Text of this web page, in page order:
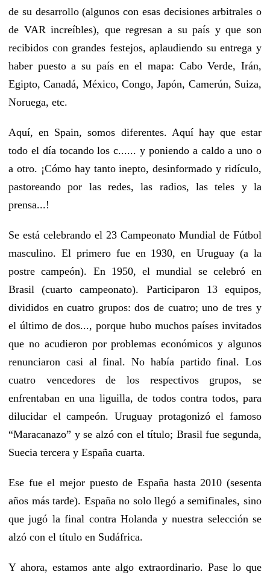
de su desarrollo (algunos con esas decisiones arbitrales o
de VAR increíbles), que regresan a su país y que son
recibidos con grandes festejos, aplaudiendo su entrega y
haber puesto a su país en el mapa: Cabo Verde, Irán,
Egipto, Canadá, México, Congo, Japón, Camerún, Suiza,
Noruega, etc.
Aquí, en Spain, somos diferentes. Aquí hay que estar
todo el día tocando los c...... y poniendo a caldo a uno o
a otro. ¡Cómo hay tanto inepto, desinformado y ridículo,
pastoreando por las redes, las radios, las teles y la
prensa...!
Se está celebrando el 23 Campeonato Mundial de Fútbol
masculino. El primero fue en 1930, en Uruguay (a la
postre campeón). En 1950, el mundial se celebró en
Brasil (cuarto campeonato). Participaron 13 equipos,
divididos en cuatro grupos: dos de cuatro; uno de tres y
el último de dos..., porque hubo muchos países invitados
que no acudieron por problemas económicos y algunos
renunciaron casi al final. No había partido final. Los
cuatro vencedores de los respectivos grupos, se
enfrentaban en una liguilla, de todos contra todos, para
dilucidar el campeón. Uruguay protagonizó el famoso
“Maracanazo” y se alzó con el título; Brasil fue segunda,
Suecia tercera y España cuarta.
Ese fue el mejor puesto de España hasta 2010 (sesenta
años más tarde). España no solo llegó a semifinales, sino
que jugó la final contra Holanda y nuestra selección se
alzó con el título en Sudáfrica.
Y ahora, estamos ante algo extraordinario. Pase lo que